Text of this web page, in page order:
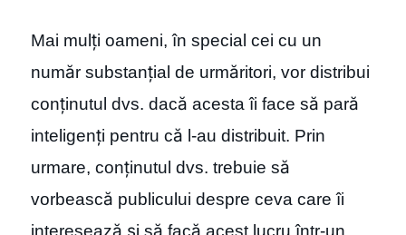
Mai mulți oameni, în special cei cu un
număr substanțial de urmăritori, vor distribui
conținutul dvs. dacă acesta îi face să pară
inteligenți pentru că l-au distribuit. Prin
urmare, conținutul dvs. trebuie să
vorbească publicului despre ceva care îi
interesează și să facă acest lucru într-un